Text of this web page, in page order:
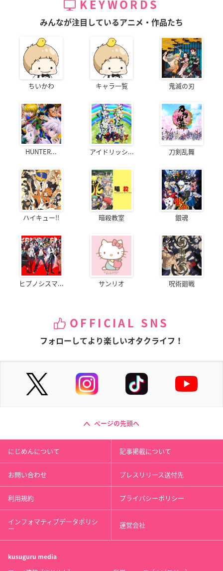
KEYWORDS
みんなが注目しているアニメ・作品たち
ちいかわ キャラ一覧 鬼滅の刃
HUNTER... アイドリッシ... 刀剣乱舞
ハイキュー!! 暗殺教室 銀魂
ヒプノシスマ... サンリオ 呪術廻戦
OFFICIAL SNS
フォローしてより楽しいオタクライフ！
ページの先頭へ
にじめんについて 記事掲載について
お問い合わせ プレスリリース送付先
利用規約 プライバシーポリシー
インフォマティブデータポリシ
ー 運営会社
kusuguru media